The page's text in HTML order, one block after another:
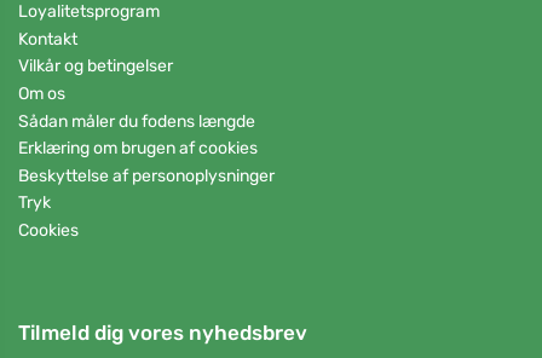
Loyalitetsprogram
Kontakt
Vilkår og betingelser
Om os
Sådan måler du fodens længde
Erklæring om brugen af cookies
Beskyttelse af personoplysninger
Tryk
Cookies
Tilmeld dig vores nyhedsbrev